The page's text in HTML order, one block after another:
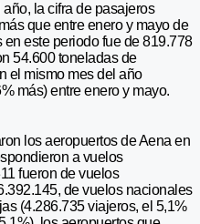
la cifra de pasajeros
que entre enero y mayo de
este periodo fue de 819.778
54.600 toneladas de
el mismo mes del año
más) entre enero y mayo.
los aeropuertos de Aena en
a vuelos
fueron de vuelos
de vuelos nacionales
(4.286.735 viajeros, el 5,1%